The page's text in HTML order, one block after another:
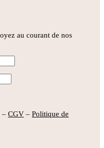
au courant de nos
– CGV – Politique de